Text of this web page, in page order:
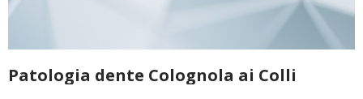
Patologia dente Colognola ai Colli